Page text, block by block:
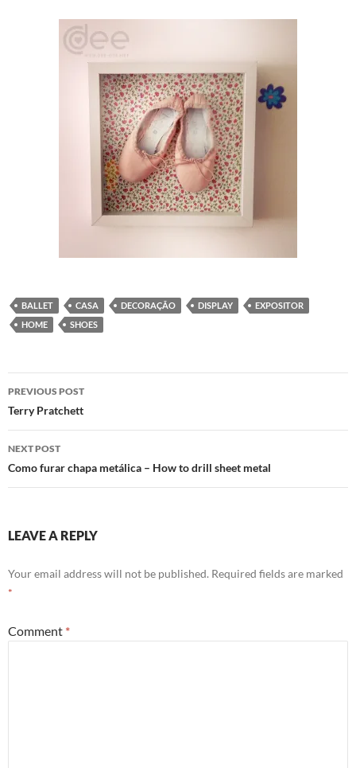
BALLET CASA DECORAÇÃO DISPLAY
EXPOSITOR
HOME
SHOES
Post
navigation
PREVIOUS POST
Terry Pratchett
NEXT POST
Como furar chapa metálica – How to drill sheet metal
LEAVE A REPLY
Your email address will not be published. Required fields are marked
*
Comment *